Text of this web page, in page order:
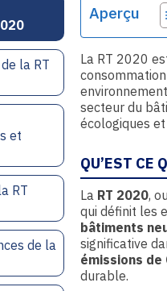
la RT
et
RT
de la
Aperçu
La RT 2020
secteur du
écologiques
QU’EST CE
La RT 2020, ou
qui définit les
bâtiments
significative
émissions de
durable.